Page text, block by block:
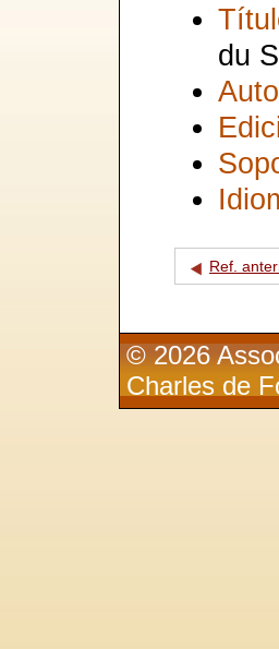
du
Ref.
© 2026
Charles de